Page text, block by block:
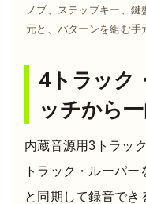
ノブ、ステップキー、
元と、パターンを組む手
4トラック
ッチから
内蔵音源用3トラッ
トラック・ルーパ
と同期して録音でき